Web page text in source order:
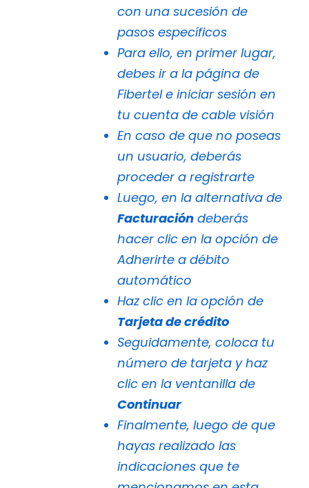
con una sucesión de
pasos específicos
Para ello, en primer lugar,
debes ir a la página de
Fibertel e iniciar sesión en
tu cuenta de cable visión
En caso de que no poseas
un usuario, deberás
proceder a registrarte
Luego, en la alternativa de
Facturación deberás
hacer clic en la opción de
Adherirte a débito
automático
Haz clic en la opción de
Tarjeta de crédito
Seguidamente, coloca tu
número de tarjeta y haz
clic en la ventanilla de
Continuar
Finalmente, luego de que
hayas realizado las
indicaciones que te